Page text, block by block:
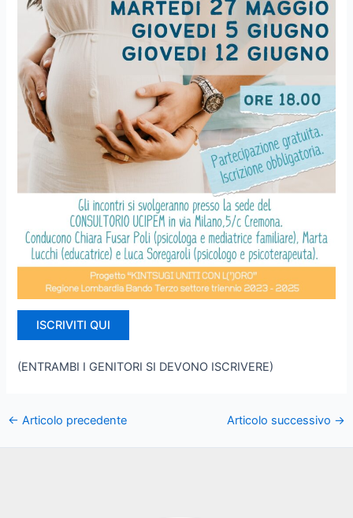
ISCRIVITI QUI
(ENTRAMBI I GENITORI SI DEVONO ISCRIVERE)
← Articolo precedente Articolo successivo →